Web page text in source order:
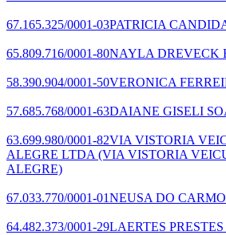
67.165.325/0001-03PATRICIA
65.809.716/0001-80NAYLA DREVECK
58.390.904/0001-50VERONICA
57.685.768/0001-63DAIANE GISELI
63.699.980/0001-82VIA VISTORIA
ALEGRE LTDA (VIA VISTORIA
ALEGRE)
67.033.770/0001-01NEUSA DO
64.482.373/0001-29LAERTES